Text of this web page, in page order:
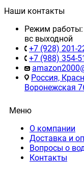
Наши контакты
Режим работы:
вс выходной
+7 (928) 201-
+7 (988) 354-
Россия,
Воронежская
Меню
О компании
Доставка и
Вопросы о
Контакты